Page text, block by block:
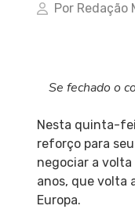
Por Redação
Se fechado o
Nesta quinta-
reforço para
negociar a volta
anos, que volta
Europa.